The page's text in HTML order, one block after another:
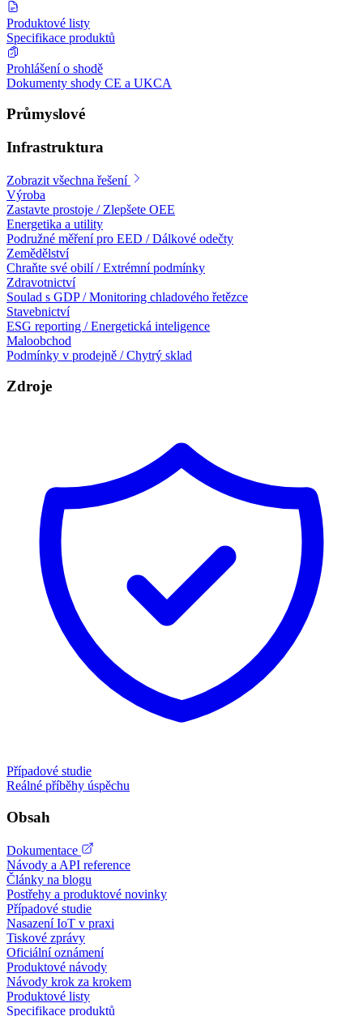
Produktové listy
Specifikace produktů
Prohlášení o shodě
Dokumenty shody CE a UKCA
Průmyslové
Infrastruktura
Zobrazit všechna řešení
Výroba
Zastavte prostoje / Zlepšete OEE
Energetika a utility
Podružné měření pro EED / Dálkové odečty
Zemědělství
Chraňte své obilí / Extrémní podmínky
Zdravotnictví
Soulad s GDP / Monitoring chladového řetězce
Stavebnictví
ESG reporting / Energetická inteligence
Maloobchod
Podmínky v prodejně / Chytrý sklad
Zdroje
Případové studie
Reálné příběhy úspěchu
Obsah
Dokumentace
Návody a API reference
Články na blogu
Postřehy a produktové novinky
Případové studie
Nasazení IoT v praxi
Tiskové zprávy
Oficiální oznámení
Produktové návody
Návody krok za krokem
Produktové listy
Specifikace produktů